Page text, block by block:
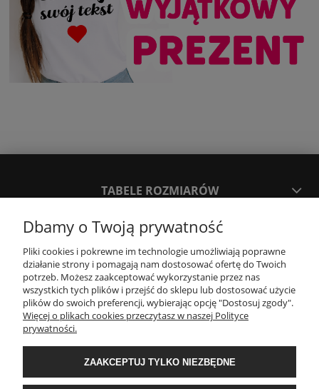
TABELE ROZMIARÓW
SPOSOBY PŁATNOŚCI ORAZ CZAS I KOSZTY DOSTAWY
DOSTAWY
KONTAKT
WYMIANA / ZWROTY / REKLAMACJE
REGULAMINY
Dbamy o Twoją prywatność
Pliki cookies i pokrewne im technologie umożliwiają poprawne
działanie strony i pomagają nam dostosować ofertę do Twoich
potrzeb. Możesz zaakceptować wykorzystanie przez nas
wszystkich tych plików i przejść do sklepu lub dostosować użycie
plików do swoich preferencji, wybierając opcję "Dostosuj zgody".
Więcej o plikach cookies przeczytasz w naszej Polityce
prywatności.
ZAAKCEPTUJ TYLKO NIEZBĘDNE